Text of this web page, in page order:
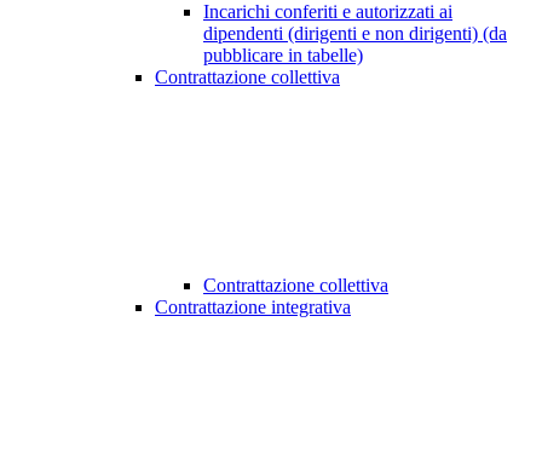
Incarichi conferiti e autorizzati ai
dipendenti (dirigenti e non dirigenti) (da
pubblicare in tabelle)
Contrattazione collettiva
Contrattazione collettiva
Contrattazione integrativa